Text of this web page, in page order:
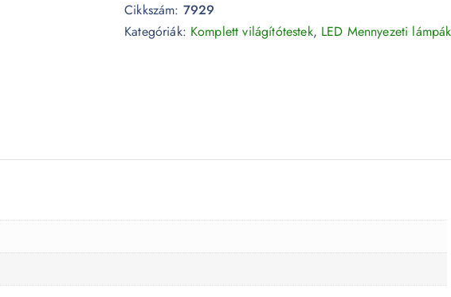
Cikkszám: 7929
Kategóriák: Komplett világítótestek, LED Mennyezeti lámpák